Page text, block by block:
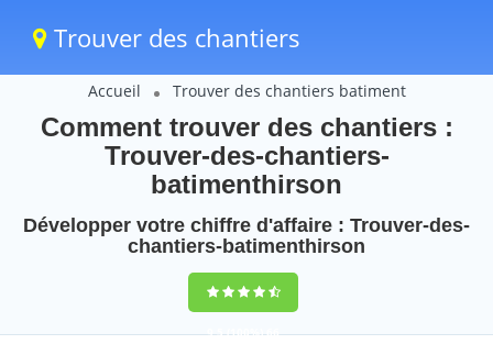
Trouver des chantiers
Accueil Trouver des chantiers batiment
Comment trouver des chantiers :
Trouver-des-chantiers-
batimenthirson
Développer votre chiffre d'affaire : Trouver-des-
chantiers-batimenthirson
9,5(100%)66